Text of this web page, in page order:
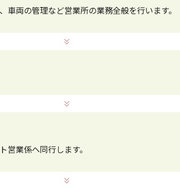
両の管理など営業所の業務全般を行います。
業係へ同行します。